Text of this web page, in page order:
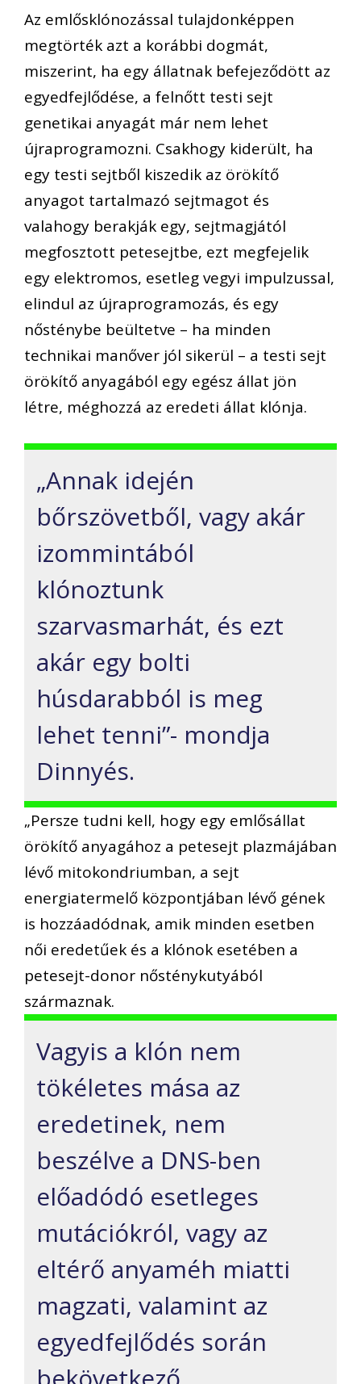
Az emlősklónozással tulajdonképpen
megtörték azt a korábbi dogmát,
miszerint, ha egy állatnak befejeződött az
egyedfejlődése, a felnőtt testi sejt
genetikai anyagát már nem lehet
újraprogramozni. Csakhogy kiderült, ha
egy testi sejtből kiszedik az örökítő
anyagot tartalmazó sejtmagot és
valahogy berakják egy, sejtmagjától
megfosztott petesejtbe, ezt megfejelik
egy elektromos, esetleg vegyi impulzussal,
elindul az újraprogramozás, és egy
nősténybe beültetve – ha minden
technikai manőver jól sikerül – a testi sejt
örökítő anyagából egy egész állat jön
létre, méghozzá az eredeti állat klónja.
„Annak idején
bőrszövetből, vagy akár
izommintából
klónoztunk
szarvasmarhát, és ezt
akár egy bolti
húsdarabból is meg
lehet tenni”- mondja
Dinnyés.
„Persze tudni kell, hogy egy emlősállat
örökítő anyagához a petesejt plazmájában
lévő mitokondriumban, a sejt
energiatermelő központjában lévő gének
is hozzáadódnak, amik minden esetben
női eredetűek és a klónok esetében a
petesejt-donor nősténykutyából
származnak.
Vagyis a klón nem
tökéletes mása az
eredetinek, nem
beszélve a DNS-ben
előadódó esetleges
mutációkról, vagy az
eltérő anyaméh miatti
magzati, valamint az
egyedfejlődés során